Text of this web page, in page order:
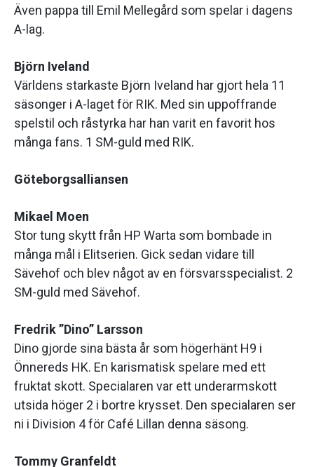
Även pappa till Emil Mellegård som spelar i dagens
A-lag.
Björn Iveland
Världens starkaste Björn Iveland har gjort hela 11
säsonger i A-laget för RIK. Med sin uppoffrande
spelstil och råstyrka har han varit en favorit hos
många fans. 1 SM-guld med RIK.
Göteborgsalliansen
Mikael Moen
Stor tung skytt från HP Warta som bombade in
många mål i Elitserien. Gick sedan vidare till
Sävehof och blev något av en försvarsspecialist. 2
SM-guld med Sävehof.
Fredrik ”Dino” Larsson
Dino gjorde sina bästa år som högerhänt H9 i
Önnereds HK. En karismatisk spelare med ett
fruktat skott. Specialaren var ett underarmskott
utsida höger 2 i bortre krysset. Den specialaren ser
ni i Division 4 för Café Lillan denna säsong.
Tommy Granfeldt